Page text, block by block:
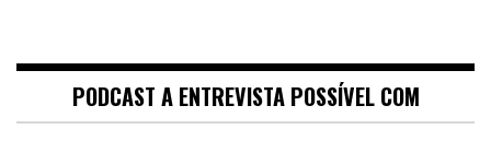
PODCAST A ENTREVISTA POSSÍVEL COM